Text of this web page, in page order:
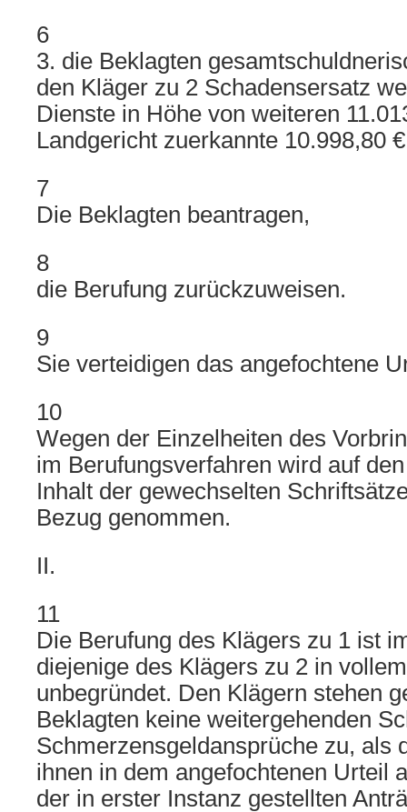
6
3. die Beklagten
den Kläger zu 2 Schadensersatz
Dienste in Höhe von weiteren
Landgericht zuerkannte 10.998,80
7
Die Beklagten beantragen,
8
die Berufung zurückzuweisen.
9
Sie verteidigen das angefochtene
10
Wegen der Einzelheiten des
im Berufungsverfahren wird auf
Inhalt der gewechselten
Bezug genommen.
II.
11
Die Berufung des Klägers zu 1 ist
diejenige des Klägers zu 2 in
unbegründet. Den Klägern stehen
Beklagten keine weitergehenden
Schmerzensgeldansprüche zu, als
ihnen in dem angefochtenen Urteil
der in erster Instanz gestellten